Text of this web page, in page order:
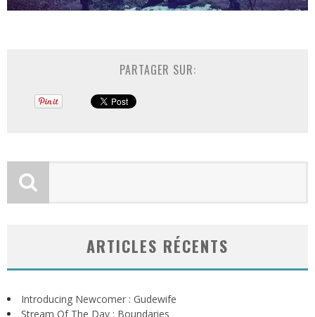
PARTAGER SUR:
ARTICLES RÉCENTS
Introducing Newcomer : Gudewife
Stream Of The Day : Boundaries